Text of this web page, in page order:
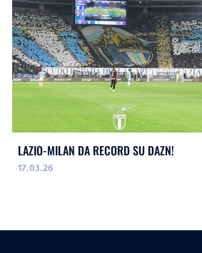
LAZIO-MILAN DA RECORD SU DAZN!
17.03.26